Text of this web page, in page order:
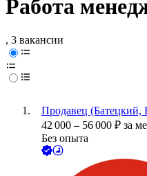
Работа
, 3 вакансии
Продавец (Батецкий,
42 000 – 56 000 ₽ за
Без опыта